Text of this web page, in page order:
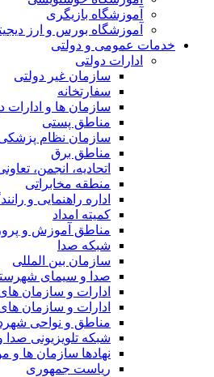
آموزشگاه بازیگری
آموزشگاه بورس و ارز
خدمات عمومی و دولتی
ادارات دولتی
سازمان غیر دولتی
سفارتخانه
سازمان ها و ادارات
مناطق پستی
سازمان نظام
مناطق برق
اتحادیه، انجمن،
منطقه مخابراتی
اداره راهنمایی و
کمیته امداد
مناطق آموزش و
شبکه صدا
سازمان بین المللی
صدا و سیمای
ادارات و سازمان
ادارات و سازمان
مناطق و نواحی
شبکه تلویزیونی صدا
نهادها سازمان ها و
ریاست جمهوری